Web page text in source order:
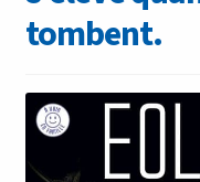
tombent.